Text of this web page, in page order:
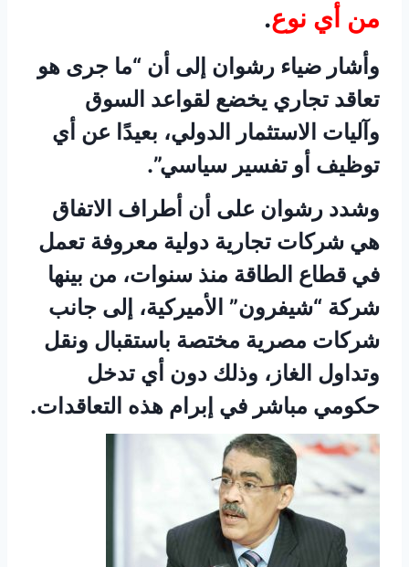
من أي نوع.
وأشار ضياء رشوان إلى أن “ما جرى هو
تعاقد تجاري يخضع لقواعد السوق
وآليات الاستثمار الدولي، بعيدًا عن أي
توظيف أو تفسير سياسي”.
وشدد رشوان على أن أطراف الاتفاق
هي شركات تجارية دولية معروفة تعمل
في قطاع الطاقة منذ سنوات، من بينها
شركة “شيفرون” الأميركية، إلى جانب
شركات مصرية مختصة باستقبال ونقل
وتداول الغاز، وذلك دون أي تدخل
حكومي مباشر في إبرام هذه التعاقدات.